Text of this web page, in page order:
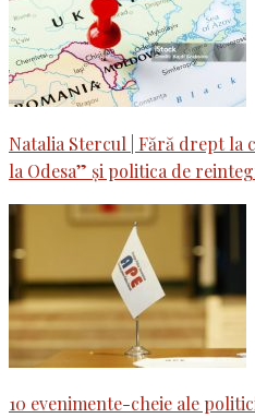
Natalia Stercul | Fără drept
la Odesa” și politica de
10 evenimente-cheie ale